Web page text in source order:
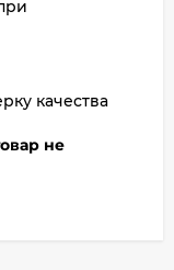
качества
не